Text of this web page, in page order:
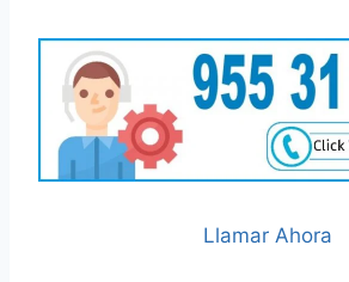
Llamar Ahora